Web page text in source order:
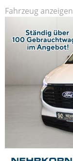
Fahrzeug anzeigen